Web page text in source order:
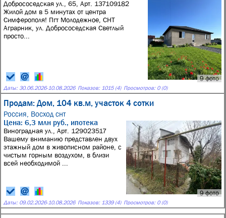
9 фото
Добрососедская ул., 65, Арт. 137109182
Жилой дом в 5 минутах от центра
Симферополя! Пгт Молодежное, СНТ
Аграрник, ул. Добрососедская Светлый
просто...
Даты: 30.06.2026-10.08.2026 Показов: 1015 (4) Просмотров: 0 (0)
Продам: Дом, 104 кв.м, участок 4 сотки
Россия, Восход снт
9 фото
Цена: 6,3 млн руб., ипотека
Виноградная ул., Арт. 129023517
Вашему вниманию представлен двух
этажный дом в живописном районе, с
чистым горным воздухом, в близи
всей необходимой ...
Даты: 09.02.2026-10.08.2026 Показов: 1339 (4) Просмотров: 0 (0)